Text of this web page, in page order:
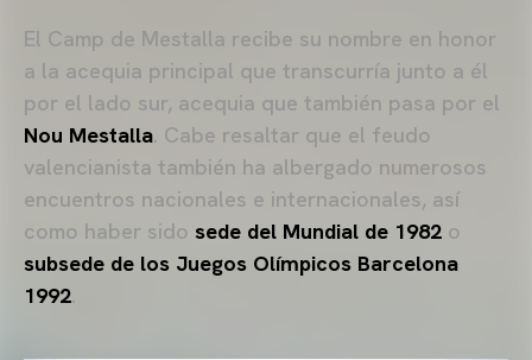
El Camp de Mestalla recibe su nombre en honor
a la acequia principal que transcurría junto a él
por el lado sur, acequia que también pasa por el
Nou Mestalla. Cabe resaltar que el feudo
valencianista también ha albergado numerosos
encuentros nacionales e internacionales, así
como haber sido sede del Mundial de 1982 o
subsede de los Juegos Olímpicos Barcelona
1992.